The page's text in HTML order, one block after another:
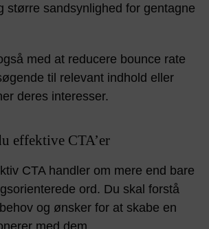
større sandsynlighed for gentagne
med at reducere bounce rate
til relevant indhold eller
deres interesser.
effektive CTA’er
CTA handler om mere end bare
ord. Du skal forstå
og ønsker for at skabe en
med dem.